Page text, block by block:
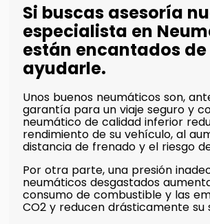
Si buscas asesoría
especialista en
están encantados de
ayudarle.
Unos buenos neumáticos son,
garantía para un viaje seguro y
neumático de calidad inferior
rendimiento de su vehículo, al
distancia de frenado y el riesgo
Por otra parte, una presión
neumáticos desgastados
consumo de combustible y las
CO2 y reducen drásticamente su